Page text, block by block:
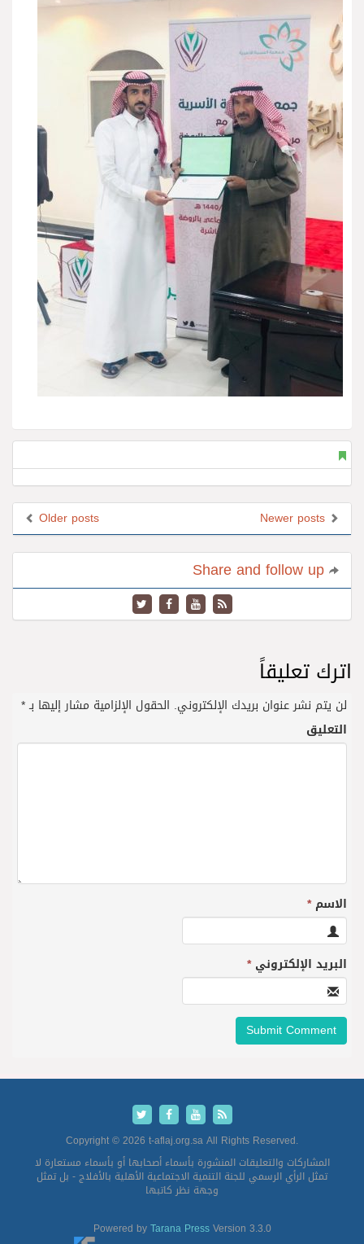
Older posts
اترك تعليقاً
لن يتم نشر عنوان بريدك الإلكتروني. الحقول الإلزامية مشار إليها بـ*
التعليق
الاسم*
البريد الإلكتروني*
Copyright © 2026 t-aflaj.org.sa All Rights Reserved.
المشاركات والتعليقات المنشورة بأسماء أصحابها أو بأسماء مستعارة لا
تمثل الرأي الرسمي للجنة التنمية الاجتماعية الأهلية بالأفلاج - بل تمثل
وجهة نظر كاتبها
Powered byTarana PressVersion 3.3.0